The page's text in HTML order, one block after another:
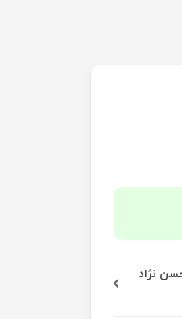
نژاد